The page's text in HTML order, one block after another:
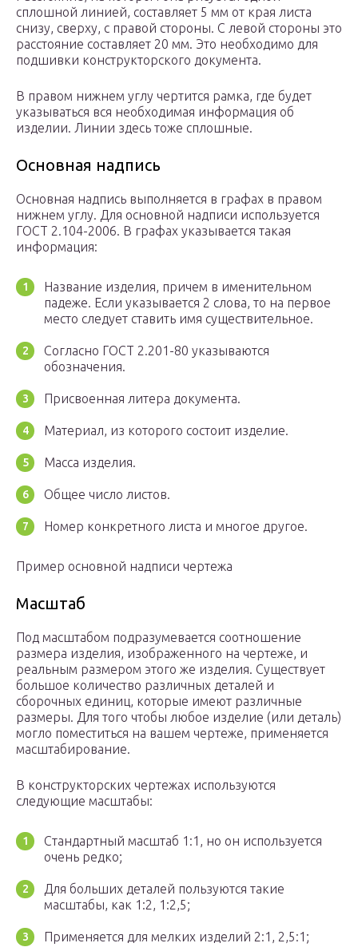
сплошной линией, составляет 5 мм от края листа
снизу, сверху, с правой стороны. С левой стороны это
расстояние составляет 20 мм. Это необходимо для
подшивки конструкторского документа.
В правом нижнем углу чертится рамка, где будет
указываться вся необходимая информация об
изделии. Линии здесь тоже сплошные.
Основная надпись
Основная надпись выполняется в графах в правом
нижнем углу. Для основной надписи используется
ГОСТ 2.104-2006. В графах указывается такая
информация:
Название изделия, причем в именительном
падеже. Если указывается 2 слова, то на первое
место следует ставить имя существительное.
Согласно ГОСТ 2.201-80 указываются
обозначения.
Присвоенная литера документа.
Материал, из которого состоит изделие.
Масса изделия.
Общее число листов.
Номер конкретного листа и многое другое.
Пример основной надписи чертежа
Масштаб
Под масштабом подразумевается соотношение
размера изделия, изображенного на чертеже, и
реальным размером этого же изделия. Существует
большое количество различных деталей и
сборочных единиц, которые имеют различные
размеры. Для того чтобы любое изделие (или деталь)
могло поместиться на вашем чертеже, применяется
масштабирование.
В конструкторских чертежах используются
следующие масштабы:
Стандартный масштаб 1:1, но он используется
очень редко;
Для больших деталей пользуются такие
масштабы, как 1:2, 1:2,5;
Применяется для мелких изделий 2:1, 2,5:1;